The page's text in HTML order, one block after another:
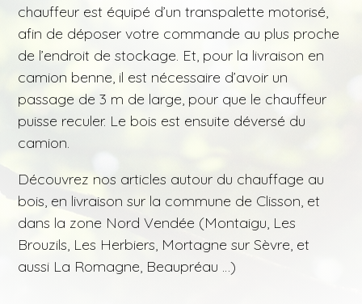
chauffeur est équipé d’un transpalette motorisé,
afin de déposer votre commande au plus proche
de l’endroit de stockage. Et, pour la livraison en
camion benne, il est nécessaire d’avoir un
passage de 3 m de large, pour que le chauffeur
puisse reculer. Le bois est ensuite déversé du
camion.
Découvrez nos articles autour du chauffage au
bois, en livraison sur la commune de Clisson, et
dans la zone Nord Vendée (Montaigu, Les
Brouzils, Les Herbiers, Mortagne sur Sèvre, et
aussi La Romagne, Beaupréau …)